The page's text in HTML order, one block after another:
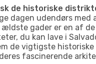
de historiske
dagen udendørs med
ældste gader er en af
du kan lave i
de vigtigste historiske
fascinerende